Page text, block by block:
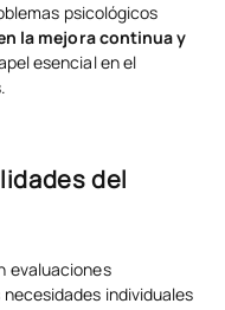
psicológicos
la mejora continua y
esencial en el
del
evaluaciones
individuales